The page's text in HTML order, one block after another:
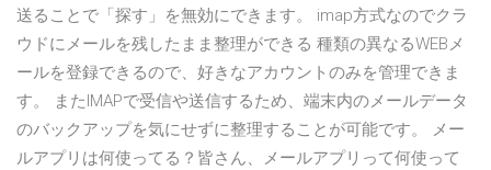
送ることで「探す」を無効にできます。 imap方式なのでクラ
ウドにメールを残したまま整理ができる 種類の異なるWEBメ
ールを登録できるので、好きなアカウントのみを管理できま
す。 またIMAPで受信や送信するため、端末内のメールデータ
のバックアップを気にせずに整理することが可能です。 メー
ルアプリは何使ってる？皆さん、メールアプリって何使って